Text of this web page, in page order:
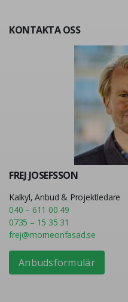
KONTAKTA OSS
FREJ JOSEFSSON
Kalkyl, Anbud & Projektledare
040 – 611 00 49
0735 – 15 35 31
frej@morneonfasad.se
Anbudsformulär